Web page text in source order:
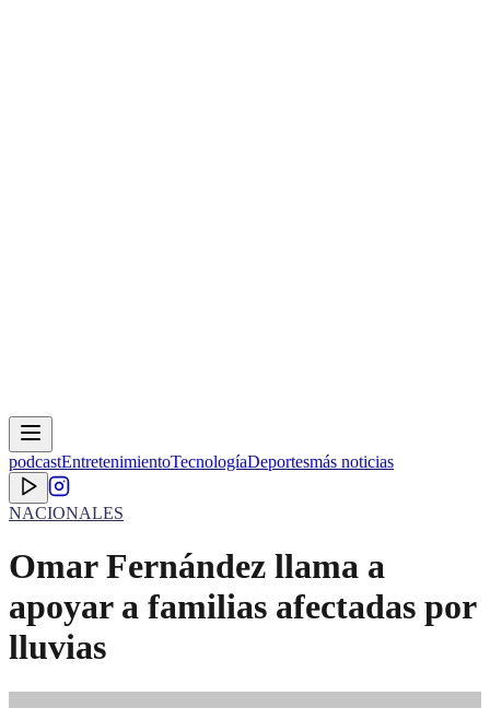
podcastEntretenimientoTecnologíaDeportesmás noticias
NACIONALES
Omar Fernández llama a
apoyar a familias afectadas por
lluvias